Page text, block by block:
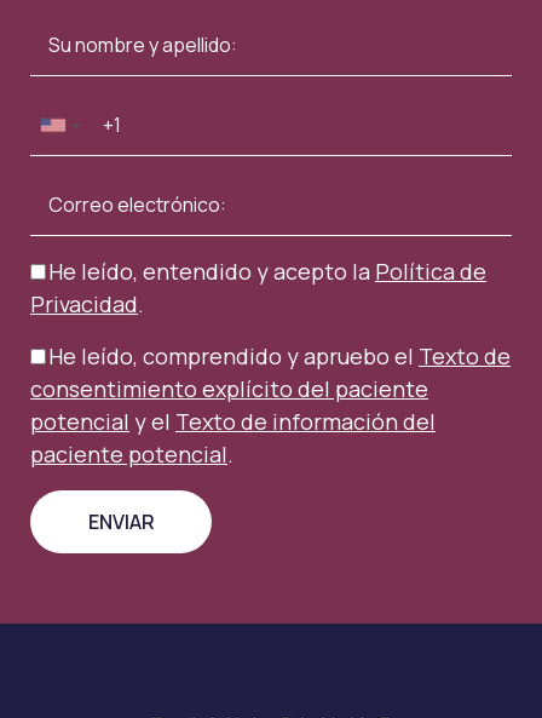
He leído, entendido y acepto la Política de
Privacidad.
He leído, comprendido y apruebo el Texto de
consentimiento explícito del paciente
potencial y el Texto de información del
paciente potencial.